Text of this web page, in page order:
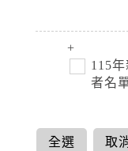
115
者名
全選 取